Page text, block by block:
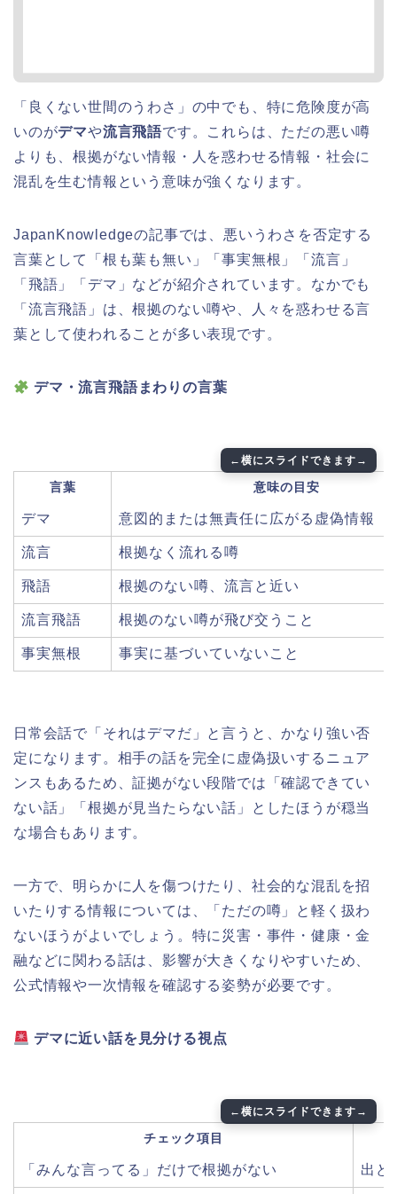
「良くない世間のうわさ」の中でも、特に危険度が高
いのがデマや流言飛語です。これらは、ただの悪い噂
よりも、根拠がない情報・人を惑わせる情報・社会に
混乱を生む情報という意味が強くなります。
JapanKnowledgeの記事では、悪いうわさを否定する
言葉として「根も葉も無い」「事実無根」「流言」
「飛語」「デマ」などが紹介されています。なかでも
「流言飛語」は、根拠のない噂や、人々を惑わせる言
葉として使われることが多い表現です。
デマ・流言飛語まわりの言葉
言葉 意味の目安
デマ 意図的または無責任に広がる虚偽情報
流言 根拠なく流れる噂
飛語 根拠のない噂、流言と近い
流言飛語 根拠のない噂が飛び交うこと
事実無根 事実に基づいていないこと
日常会話で「それはデマだ」と言うと、かなり強い否
定になります。相手の話を完全に虚偽扱いするニュア
ンスもあるため、証拠がない段階では「確認できてい
ない話」「根拠が見当たらない話」としたほうが穏当
な場合もあります。
一方で、明らかに人を傷つけたり、社会的な混乱を招
いたりする情報については、「ただの噂」と軽く扱わ
ないほうがよいでしょう。特に災害・事件・健康・金
融などに関わる話は、影響が大きくなりやすいため、
公式情報や一次情報を確認する姿勢が必要です。
デマに近い話を見分ける視点
チェック項目
「みんな言ってる」だけで根拠がない 出ど